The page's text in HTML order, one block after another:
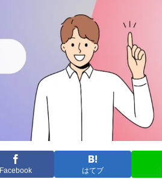
Facebook はてブ